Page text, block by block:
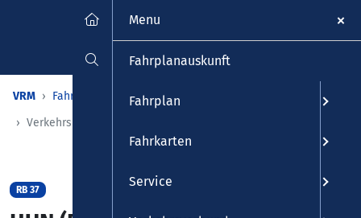
VRM Fahrplan Fahrpläne
Aktuelle Verkehrsmeldungen
Verkehrsmeldungsdetail
RB 37
Menu
Fahrplanauskunft
Fahrplan
Fahrkarten
Service